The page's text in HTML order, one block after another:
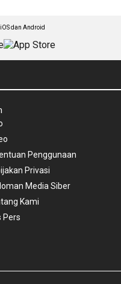
dan Android
Penggunaan
Privasi
Media Siber
Kami
Pers